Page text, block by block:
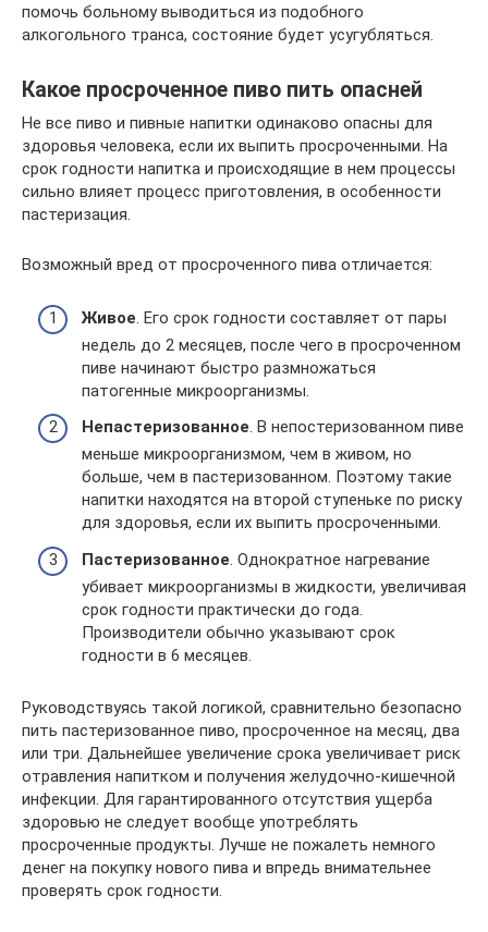
помочь больному выводиться из подобного
алкогольного транса, состояние будет усугубляться.
Какое просроченное пиво пить опасней
Не все пиво и пивные напитки одинаково опасны для
здоровья человека, если их выпить просроченными. На
срок годности напитка и происходящие в нем процессы
сильно влияет процесс приготовления, в особенности
пастеризация.
Возможный вред от просроченного пива отличается:
Живое . Его срок годности составляет от пары
недель до 2 месяцев, после чего в просроченном
пиве начинают быстро размножаться
патогенные микроорганизмы.
Непастеризованное. В непостеризованном пиве
меньше микроорганизмом, чем в живом, но
больше, чем в пастеризованном. Поэтому такие
напитки находятся на второй ступеньке по риску
для здоровья, если их выпить просроченными.
Пастеризованное . Однократное нагревание
убивает микроорганизмы в жидкости, увеличивая
срок годности практически до года.
Производители обычно указывают срок
годности в 6 месяцев.
Руководствуясь такой логикой, сравнительно безопасно
пить пастеризованное пиво, просроченное на месяц, два
или три. Дальнейшее увеличение срока увеличивает риск
отравления напитком и получения желудочно-кишечной
инфекции. Для гарантированного отсутствия ущерба
здоровью не следует вообще употреблять
просроченные продукты. Лучше не пожалеть немного
денег на покупку нового пива и впредь внимательнее
проверять срок годности.